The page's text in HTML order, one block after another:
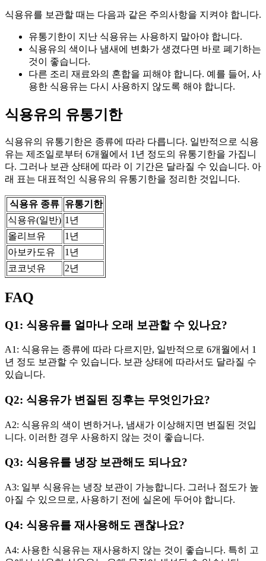
식용유를 보관할 때는 다음과 같은 주의사항을 지켜야 합니다.
유통기한이 지난 식용유는 사용하지 말아야 합니다.
식용유의 색이나 냄새에 변화가 생겼다면 바로 폐기하는
것이 좋습니다.
다른 조리 재료와의 혼합을 피해야 합니다. 예를 들어, 사
용한 식용유는 다시 사용하지 않도록 해야 합니다.
식용유의 유통기한
식용유의 유통기한은 종류에 따라 다릅니다. 일반적으로 식용
유는 제조일로부터 6개월에서 1년 정도의 유통기한을 가집니
다. 그러나 보관 상태에 따라 이 기간은 달라질 수 있습니다. 아
래 표는 대표적인 식용유의 유통기한을 정리한 것입니다.
식용유 종류 유통기한
식용유(일반) 1년
올리브유
1년
아보카도유
1년
코코넛유
2년
FAQ
Q1: 식용유를 얼마나 오래 보관할 수 있나요?
A1: 식용유는 종류에 따라 다르지만, 일반적으로 6개월에서 1
년 정도 보관할 수 있습니다. 보관 상태에 따라서도 달라질 수
있습니다.
Q2: 식용유가 변질된 징후는 무엇인가요?
A2: 식용유의 색이 변하거나, 냄새가 이상해지면 변질된 것입
니다. 이러한 경우 사용하지 않는 것이 좋습니다.
Q3: 식용유를 냉장 보관해도 되나요?
A3: 일부 식용유는 냉장 보관이 가능합니다. 그러나 점도가 높
아질 수 있으므로, 사용하기 전에 실온에 두어야 합니다.
Q4: 식용유를 재사용해도 괜찮나요?
A4: 사용한 식용유는 재사용하지 않는 것이 좋습니다. 특히 고